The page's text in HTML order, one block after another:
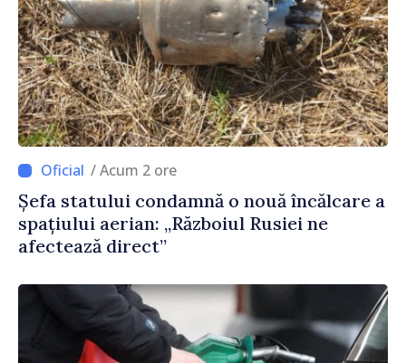
/ Acum 2 ore
Șefa statului condamnă o nouă încălcare a
spațiului aerian: „Războiul Rusiei ne
afectează direct”